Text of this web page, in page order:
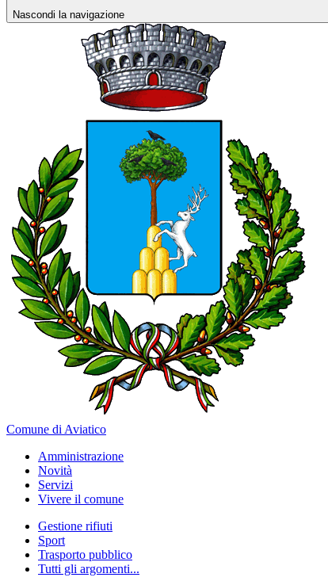
Nascondi la navigazione
Comune di Aviatico
Amministrazione
Novità
Servizi
Vivere il comune
Gestione rifiuti
Sport
Trasporto pubblico
Tutti gli argomenti...